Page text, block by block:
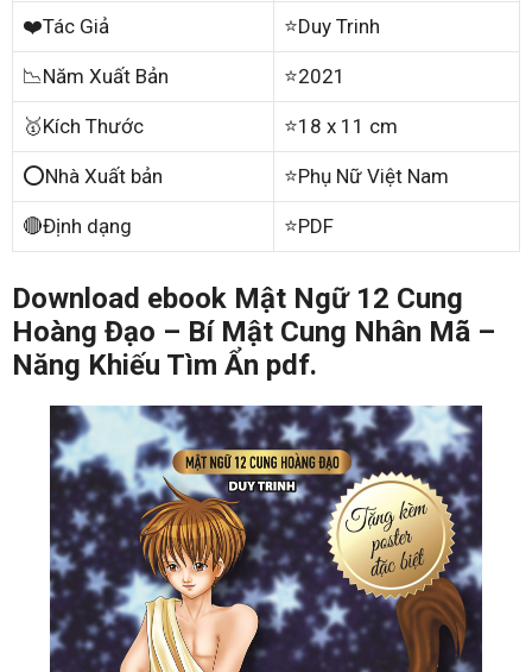
❤️Tác Giả ⭐Duy Trinh
📉Năm Xuất Bản ⭐2021
🥇Kích Thước ⭐18 x 11 cm
⭕Nhà Xuất bản ⭐Phụ Nữ Việt Nam
🔴Định dạng ⭐PDF
Download ebook Mật Ngữ 12 Cung
Hoàng Đạo – Bí Mật Cung Nhân Mã –
Năng Khiếu Tìm Ẩn pdf.